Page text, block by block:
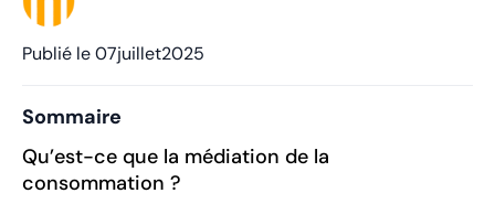
Publié le07juillet2025
Sommaire
Qu’est-ce que la médiation de la
consommation ?